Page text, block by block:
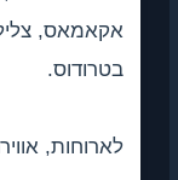
אקאמאס,
בטרודוס.
לארוחות,